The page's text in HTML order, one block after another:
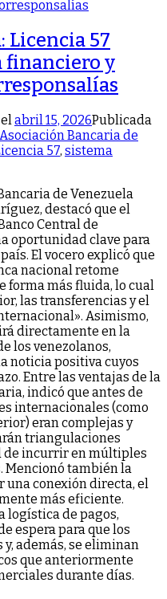
Licencia 57
financiero y
abril 15, 2026Publicada
Asociación Bancaria de
57, sistema
de Venezuela
destacó que el
Central de
oportunidad clave para
El vocero explicó que
nacional retome
forma más fluida, lo cual
las transferencias y el
​Asimismo,
directamente en la
los venezolanos,
noticia positiva cuyos
Entre las ventajas de la
indicó que antes de
internacionales (como
eran complejas y
triangulaciones
de incurrir en múltiples
también la
una conexión directa, el
más eficiente.
logística de pagos,
espera para que los
además, se eliminan
que anteriormente
durante días.